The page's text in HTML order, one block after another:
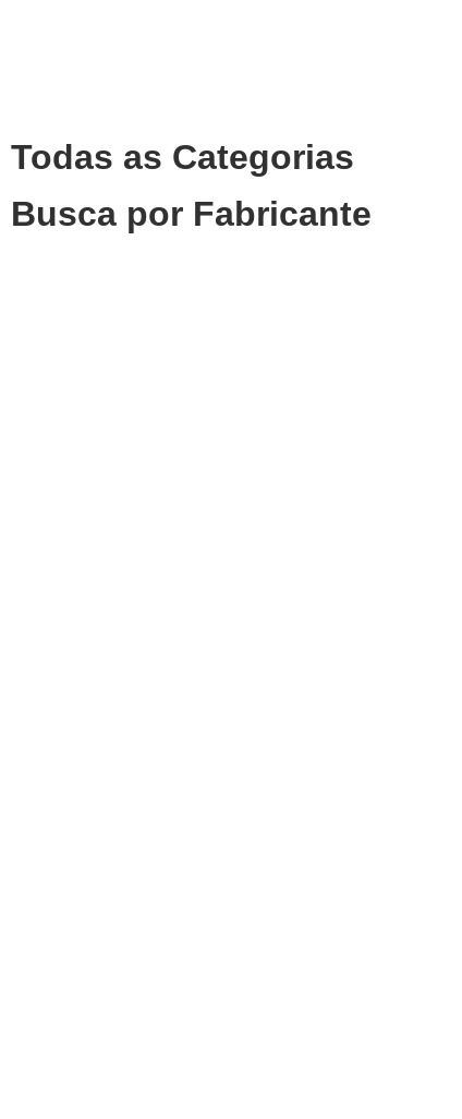
Todas as Categorias
Busca por Fabricante